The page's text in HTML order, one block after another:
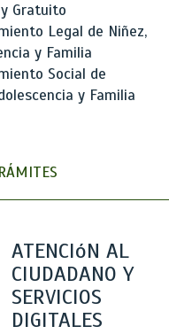
Gratuito
Legal de Niñez,
y Familia
Social de
y Familia
ATENCIóN AL
CIUDADANO Y
SERVICIOS
DIGITALES